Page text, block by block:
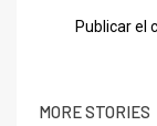
MORE STORIES